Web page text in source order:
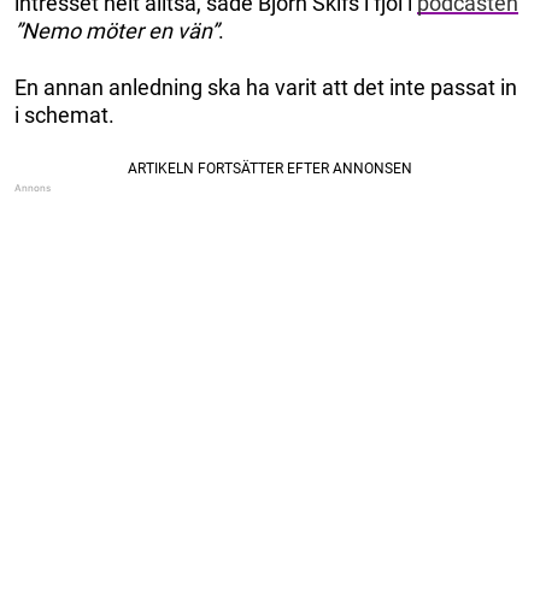
”Nemo möter en vän”.
En annan anledning ska ha varit att det inte passat in
i schemat.